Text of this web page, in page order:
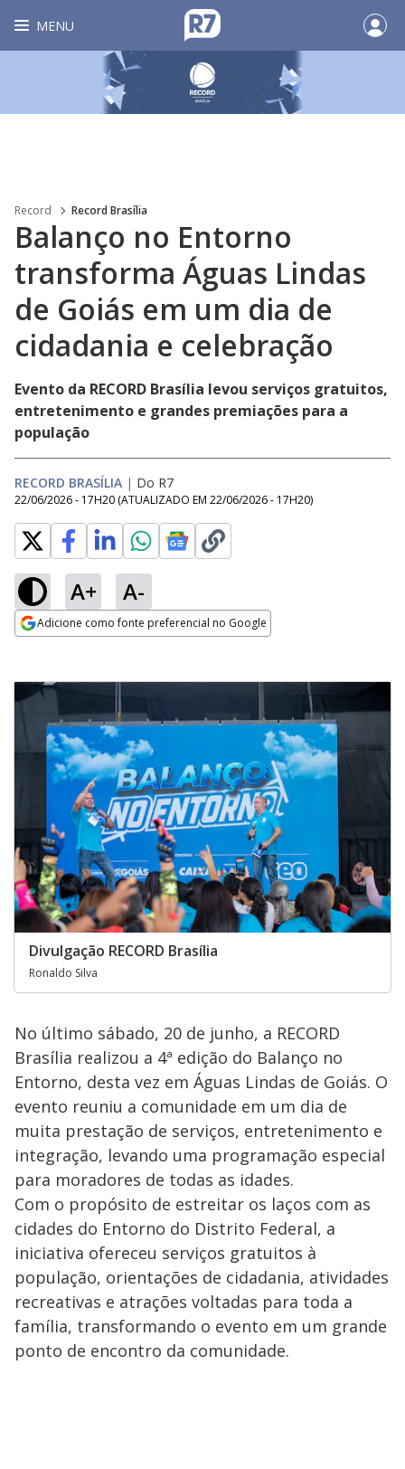
MENU
Record Record Brasília
Balanço no Entorno
transforma Águas Lindas
de Goiás em um dia de
cidadania e celebração
Evento da RECORD Brasília levou serviços gratuitos,
entretenimento e grandes premiações para a
população
RECORD BRASÍLIA | Do R7
22/06/2026 - 17H20 (ATUALIZADO EM 22/06/2026 - 17H20)
A+ A-
Adicione como fonte preferencial no Google
Divulgação RECORD Brasília
Ronaldo Silva
No último sábado, 20 de junho, a RECORD
Brasília realizou a 4ª edição do Balanço no
Entorno, desta vez em Águas Lindas de Goiás. O
evento reuniu a comunidade em um dia de
muita prestação de serviços, entretenimento e
integração, levando uma programação especial
para moradores de todas as idades.
Com o propósito de estreitar os laços com as
cidades do Entorno do Distrito Federal, a
iniciativa ofereceu serviços gratuitos à
população, orientações de cidadania, atividades
recreativas e atrações voltadas para toda a
família, transformando o evento em um grande
ponto de encontro da comunidade.